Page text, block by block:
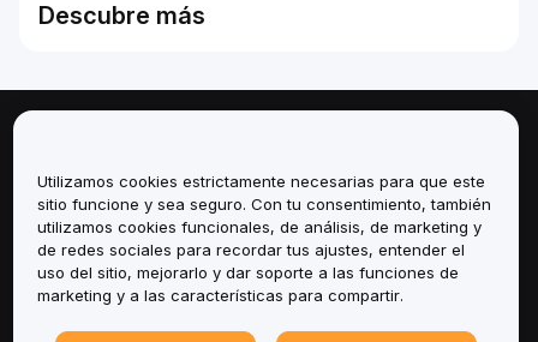
Descubre más
Servicios
Soporte
Utilizamos cookies estrictamente necesarias para que este
sitio funcione y sea seguro. Con tu consentimiento, también
utilizamos cookies funcionales, de análisis, de marketing y
de redes sociales para recordar tus ajustes, entender el
uso del sitio, mejorarlo y dar soporte a las funciones de
marketing y a las características para compartir.